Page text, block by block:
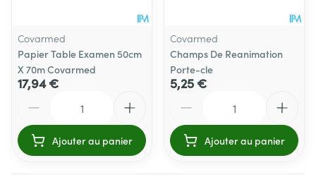
Covarmed
Papier Table Examen 50cm
X 70m Covarmed
17,94 €
Ajouter au panier
Covarmed
Champs De Reanimation
Porte-cle
5,25 €
Ajouter au panier